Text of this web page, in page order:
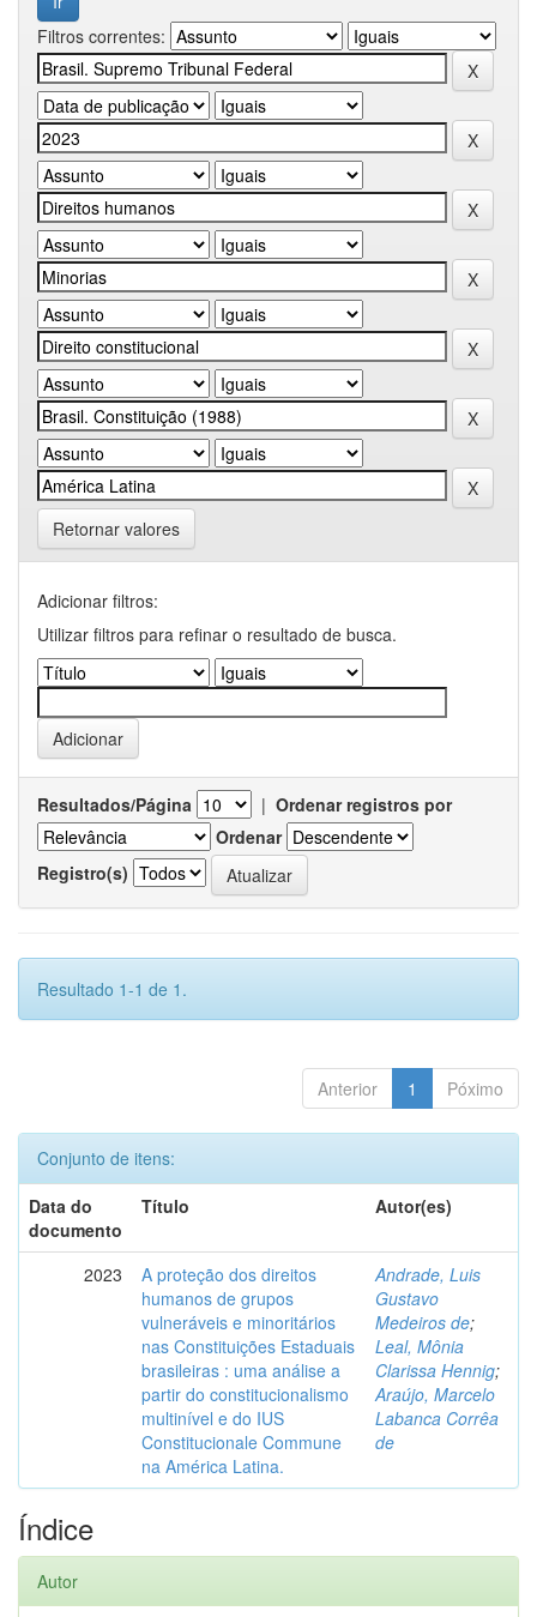
Filtros correntes:
Retornar valores
Adicionar filtros:
Utilizar filtros para refinar o resultado de busca.
Resultados/Página | Ordenar registros por
Ordenar
Registro(s)
Resultado 1-1 de 1.
Anterior 1 Póximo
Conjunto de itens:
Data do
documento
Título Autor(es)
2023
A proteção dos direitos
humanos de grupos
vulneráveis e minoritários
nas Constituições Estaduais
brasileiras : uma análise a
partir do constitucionalismo
multinível e do IUS
Constitucionale Commune
na América Latina.
Andrade, Luis
Gustavo
Medeiros de;
Leal, Mônia
Clarissa Hennig;
Araújo, Marcelo
Labanca Corrêa
de
Índice
Autor